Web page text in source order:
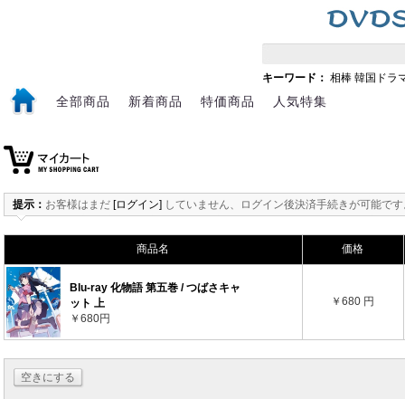
キーワード： 相棒 韓国ドラ
全部商品 新着商品 特価商品 人気特集
提示： お客様はまだ [ログイン] していません、ログイン後決済手続きが可能で
商品名 価格
Blu-ray 化物語 第五巻 / つばさキャ
ット 上
￥680円
￥680 円
空きにする